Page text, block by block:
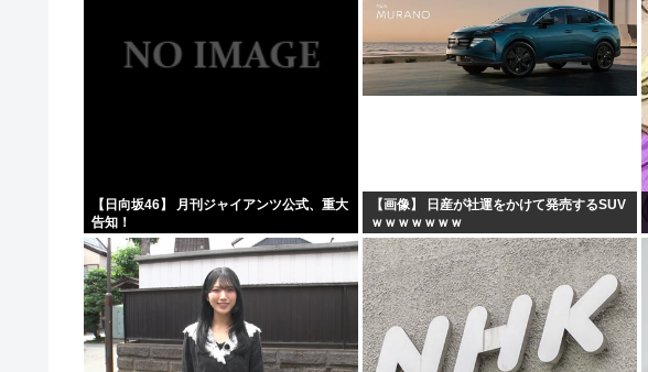
【日向坂46】 月刊ジャイアンツ公式、重大
告知！
【画像】 日産が社運をかけて発売するSUV
ｗｗｗｗｗｗｗ